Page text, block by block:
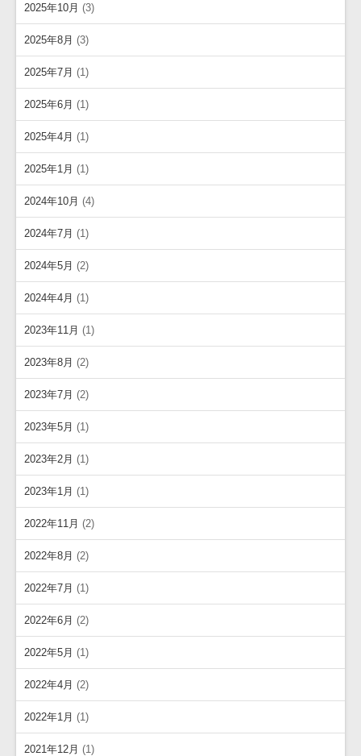
2025年10月 (3)
2025年8月 (3)
2025年7月 (1)
2025年6月 (1)
2025年4月 (1)
2025年1月 (1)
2024年10月 (4)
2024年7月 (1)
2024年5月 (2)
2024年4月 (1)
2023年11月 (1)
2023年8月 (2)
2023年7月 (2)
2023年5月 (1)
2023年2月 (1)
2023年1月 (1)
2022年11月 (2)
2022年8月 (2)
2022年7月 (1)
2022年6月 (2)
2022年5月 (1)
2022年4月 (2)
2022年1月 (1)
2021年12月 (1)